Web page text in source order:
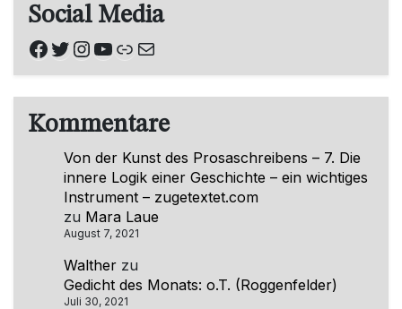
Social Media
Facebook
Twitter
Instagram
YouTube
Link
E-Mail
Kommentare
Von der Kunst des Prosaschreibens – 7. Die
innere Logik einer Geschichte – ein wichtiges
Instrument – zugetextet.com
zu Mara Laue
August 7, 2021
Walther zu
Gedicht des Monats: o.T. (Roggenfelder)
Juli 30, 2021